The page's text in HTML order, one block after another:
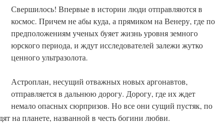
Свершилось! Впервые в истории люди отправляются в
космос. Причем не абы куда, а прямиком на Венеру, где по
предположениям ученых буяет жизнь уровня земного
юрского периода, и ждут исследователей залежи жутко
ценного ультразолота.
Астроплан, несущий отважных новых аргонавтов,
отправляется в дальнюю дорогу. Дорогу, где их ждет
немало опасных сюрпризов. Но все они сущий пустяк, по
на планете, названной в честь богини любви.